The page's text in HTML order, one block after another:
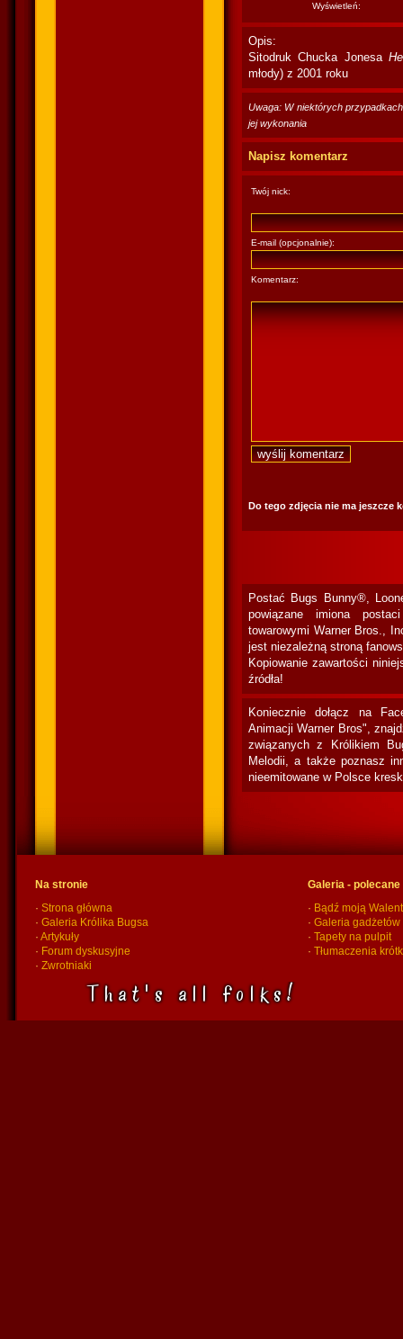
Wyświetleń:
Opis:
Sitodruk Chucka Jonesa
młody) z 2001 roku
Uwaga: W niektórych
jej wykonania
Napisz komentarz
Twój nick:
E-mail (opcjonalnie):
Komentarz:
Do tego zdjęcia nie ma jeszcze
Postać Bugs Bunny®,
powiązane imiona
towarowymi Warner Bros.,
jest niezależną stroną
Kopiowanie zawartości
źródła!
Koniecznie dołącz na
Animacji Warner Bros",
związanych z Królikiem
Melodii, a także poznasz
nieemitowane w Polsce
Na stronie
· Strona główna
· Galeria Królika Bugsa
· Artykuły
· Forum dyskusyjne
· Zwrotniaki
Galeria -
· Bądź moją
·Galeria
·Tapety na pulpit
·Tłumaczenia